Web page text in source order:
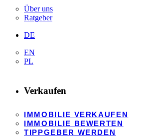
Über uns
Ratgeber
DE
EN
PL
Verkaufen
IMMOBILIE VERKAUFEN
IMMOBILIE BEWERTEN
TIPPGEBER WERDEN